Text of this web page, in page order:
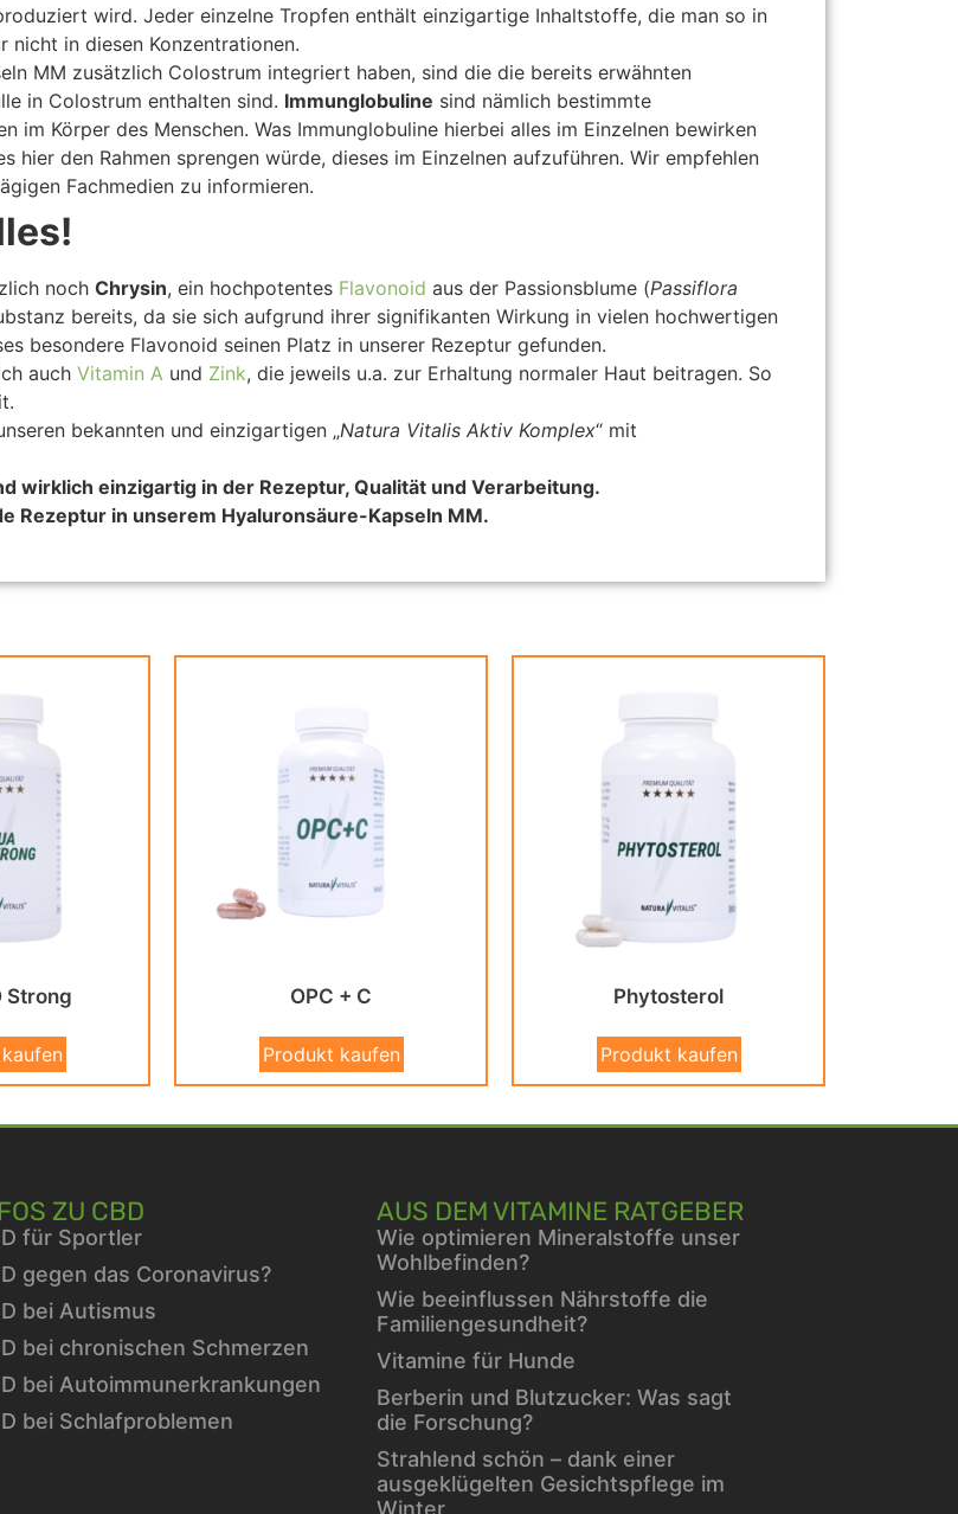
wird. Jeder einzelne Tropfen enthält einzigartige Inhaltstoffe, die man so in
nicht in diesen Konzentrationen.
MM zusätzlich Colostrum integriert haben, sind die die bereits erwähnten
in Colostrum enthalten sind. Immunglobuline sind nämlich bestimmte
im Körper des Menschen. Was Immunglobuline hierbei alles im Einzelnen bewirken
hier den Rahmen sprengen würde, dieses im Einzelnen aufzuführen. Wir empfehlen
Fachmedien zu informieren.
noch Chrysin, ein hochpotentes Flavonoid aus der Passionsblume (Passiflora
bereits, da sie sich aufgrund ihrer signifikanten Wirkung in vielen hochwertigen
besondere Flavonoid seinen Platz in unserer Rezeptur gefunden.
auch Vitamin A und Zink, die jeweils u.a. zur Erhaltung normaler Haut beitragen. So
bekannten und einzigartigen „Natura Vitalis Aktiv Komplex“ mit
wirklich einzigartig in der Rezeptur, Qualität und Verarbeitung.
Rezeptur in unserem Hyaluronsäure-Kapseln MM.
Strong OPC + C
Produkt kaufen
Phytosterol
Produkt kaufen
ZU CBD
für Sportler
gegen das Coronavirus?
bei Autismus
bei chronischen Schmerzen
bei Autoimmunerkrankungen
bei Schlafproblemen
AUS DEM VITAMINE RATGEBER
Wie optimieren Mineralstoffe unser
Wohlbefinden?
Wie beeinflussen Nährstoffe die
Familiengesundheit?
Vitamine für Hunde
Berberin und Blutzucker: Was sagt
die Forschung?
Strahlend schön – dank einer
ausgeklügelten Gesichtspflege im
Winter